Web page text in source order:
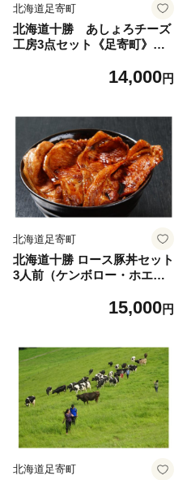
北海道足寄町
北海道十勝 あしょろチーズ
工房3点セット《足寄町》
房】[BEAU008]北海道産 十
ハード ラクレット モッツァ
レラ 冷蔵 十勝 あしょろ 1400
0 14000円
14,000円
北海道足寄町
北海道十勝 ロース豚丼セット
3人前（ケンボロー・ホエー
烹 熊の子】 豚丼 北海道 割烹
00円 [BEAW002]
15,000円
北海道足寄町